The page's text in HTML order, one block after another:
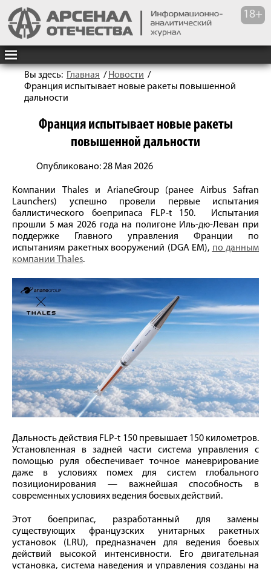
Вы здесь: Главная / Новости /
Франция испытывает новые ракеты повышенной
дальности
Франция испытывает новые ракеты
повышенной дальности
Опубликовано: 28 Мая 2026
Компании Thales и ArianeGroup (ранее Airbus Safran
Launchers) успешно провели первые испытания
баллистического боеприпаса FLP-t 150. Испытания
прошли 5 мая 2026 года на полигоне Иль-дю-Леван при
поддержке Главного управления Франции по
испытаниям ракетных вооружений (DGA EM), по данным
компании Thales.
Дальность действия FLP-t 150 превышает 150 километров.
Установленная в задней части система управления с
помощью руля обеспечивает точное маневрирование
даже в условиях помех для систем глобального
позиционирования — важнейшая способность в
современных условиях ведения боевых действий.
Этот боеприпас, разработанный для замены
существующих французских унитарных ракетных
установок (LRU), предназначен для ведения боевых
действий высокой интенсивности. Его двигательная
установка, система наведения и управления созданы на